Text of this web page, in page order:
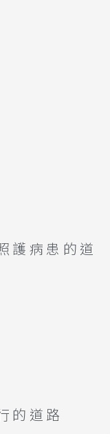
護病患的道
的道路